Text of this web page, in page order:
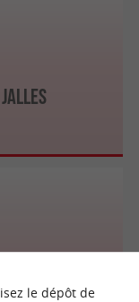
le dépôt de